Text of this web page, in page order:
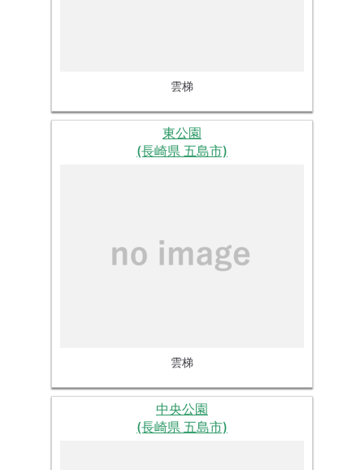
雲梯
東公園
(長崎県 五島市)
雲梯
中央公園
(長崎県 五島市)